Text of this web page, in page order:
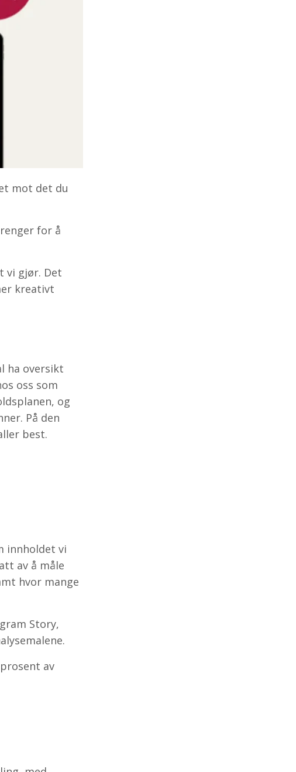
mot det du
for å
vi gjør. Det
kreativt
ha oversikt
oss som
og
På den
best.
innholdet vi
av å måle
hvor mange
Story,
av